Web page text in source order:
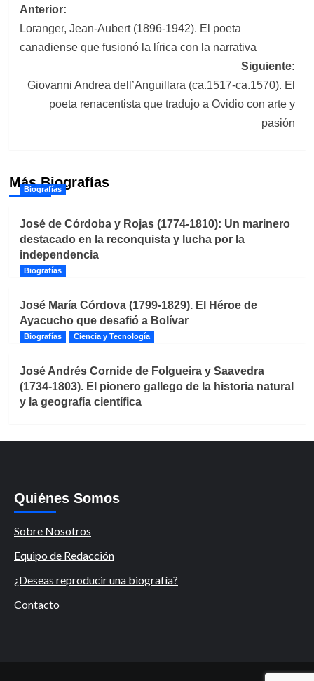
Navegación
de
entradas
Anterior:
Loranger, Jean-Aubert (1896-1942). El poeta
canadiense que fusionó la lírica con la narrativa
Siguiente:
Giovanni Andrea dell’Anguillara (ca.1517-ca.1570). El
poeta renacentista que tradujo a Ovidio con arte y
pasión
Más Biografías
Biografías
José de Córdoba y Rojas (1774-1810): Un marinero
destacado en la reconquista y lucha por la
independencia
Biografías
José María Córdova (1799-1829). El Héroe de
Ayacucho que desafió a Bolívar
Biografías Ciencia y Tecnología
José Andrés Cornide de Folgueira y Saavedra
(1734-1803). El pionero gallego de la historia natural
y la geografía científica
Quiénes Somos
Sobre Nosotros
Equipo de Redacción
¿Deseas reproducir una biografía?
Contacto